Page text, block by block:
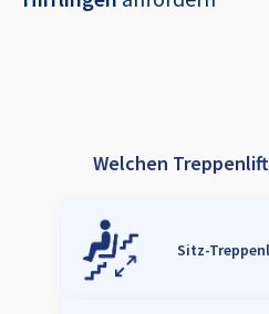
Welchen
Sitz-